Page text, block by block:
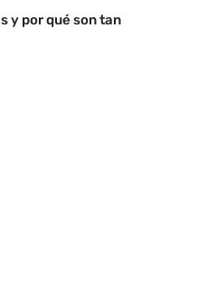
y por qué son tan